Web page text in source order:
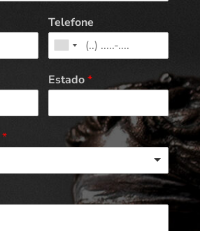
Telefone
Estado*
*